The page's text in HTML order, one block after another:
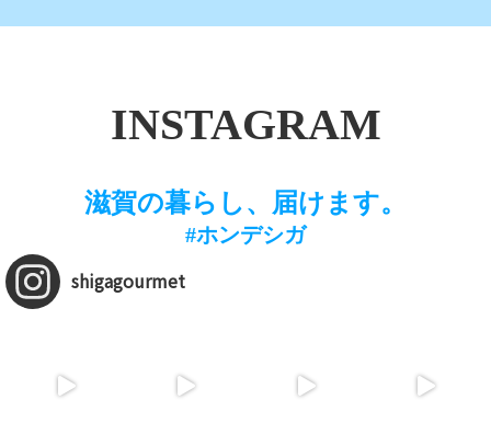
INSTAGRAM
滋賀の暮らし、届けます。
#ホンデシガ
shigagourmet